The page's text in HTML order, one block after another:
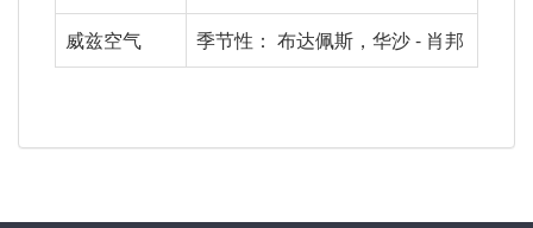
威兹空气
季节性： 布达佩斯，华沙 - 肖邦